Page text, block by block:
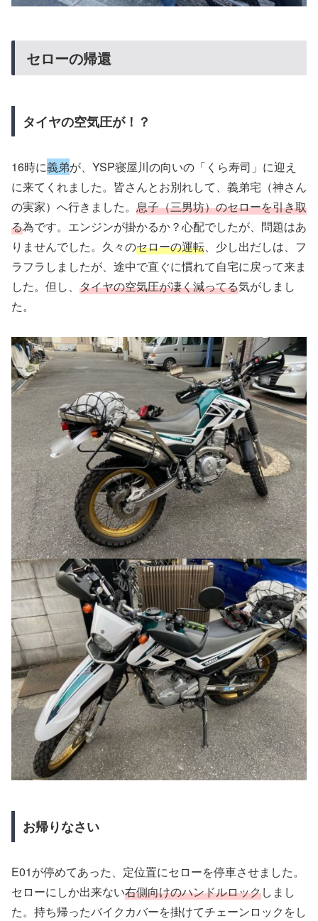
セローの帰還
タイヤの空気圧が！？
16時に義弟が、YSP寝屋川の向いの「くら寿司」に迎え
に来てくれました。皆さんとお別れして、義弟宅（神さん
の実家）へ行きました。 息子（三男坊）のセローを引き取
る為です。エンジンが掛かるか？心配でしたが、問題はあ
りませんでした。久々のセローの運転、少し出だしは、フ
ラフラしましたが、途中で直ぐに慣れて自宅に戻って来ま
した。但し、 タイヤの空気圧が凄く減ってる気がしまし
た。
お帰りなさい
E01が停めてあった、定位置にセローを停車させました。
セローにしか出来ない右側向けのハンドルロックしまし
た。持ち帰ったバイクカバーを掛けてチェーンロックをし